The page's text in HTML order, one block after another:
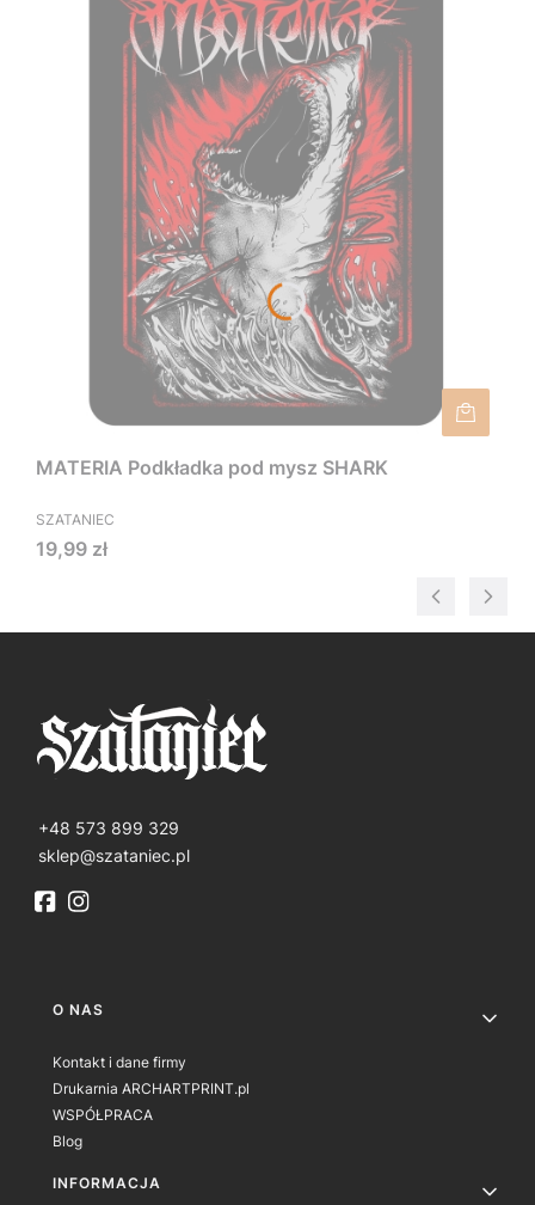
MATERIA Podkładka pod mysz SHARK
SZATANIEC
Cena
19,99 zł
+48 573 899 329
sklep@szataniec.pl
Linki w stopce
O NAS
Kontakt i dane firmy
Drukarnia ARCHARTPRINT.pl
WSPÓŁPRACA
Blog
INFORMACJA